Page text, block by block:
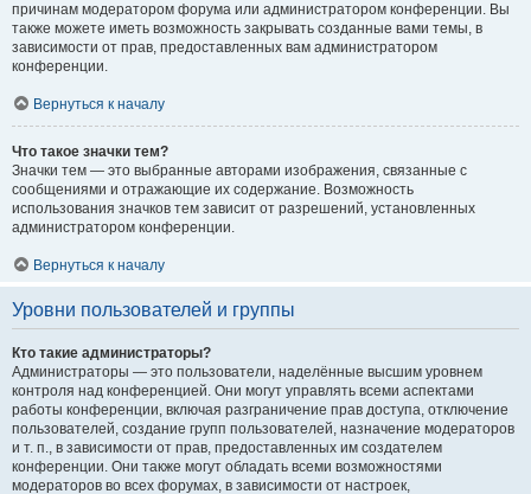
причинам модератором форума или администратором конференции. Вы
также можете иметь возможность закрывать созданные вами темы, в
зависимости от прав, предоставленных вам администратором
конференции.
Вернуться к началу
Что такое значки тем?
Значки тем — это выбранные авторами изображения, связанные с
сообщениями и отражающие их содержание. Возможность
использования значков тем зависит от разрешений, установленных
администратором конференции.
Вернуться к началу
Уровни пользователей и группы
Кто такие администраторы?
Администраторы — это пользователи, наделённые высшим уровнем
контроля над конференцией. Они могут управлять всеми аспектами
работы конференции, включая разграничение прав доступа, отключение
пользователей, создание групп пользователей, назначение модераторов
и т. п., в зависимости от прав, предоставленных им создателем
конференции. Они также могут обладать всеми возможностями
модераторов во всех форумах, в зависимости от настроек,